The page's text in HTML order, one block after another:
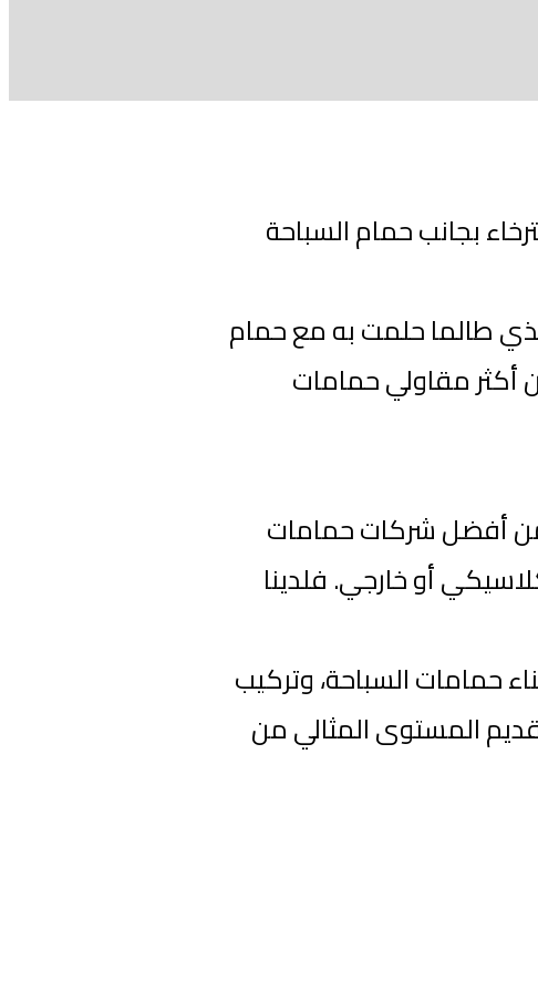
بجانب حمام السباحة
طالما حلمت به مع حمام
مقاولي حمامات
من أفضل شركات حمامات
أو خارجي. فلدينا
حمامات السباحة، وتركيب
المستوى المثالي من